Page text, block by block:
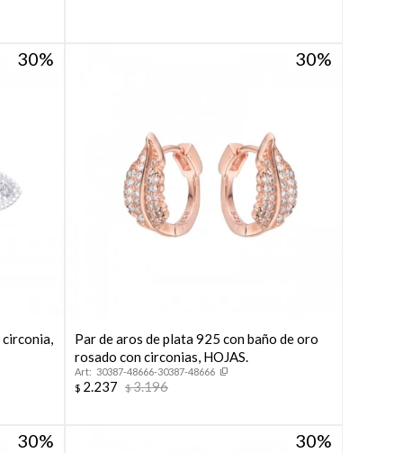
30
circonia,
30
Par de aros de plata 925 con baño de oro
rosado con circonias, HOJAS.
30387-48666-30387-48666
$ 2.237 $3.196
30 30